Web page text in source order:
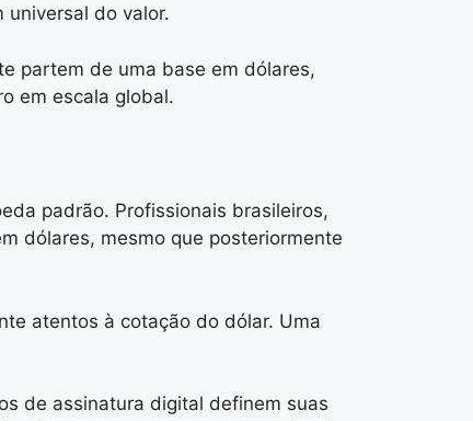
do valor.
partem de uma base em dólares,
em escala global.
padrão. Profissionais brasileiros,
dólares, mesmo que posteriormente
atentos à cotação do dólar. Uma
de assinatura digital definem suas